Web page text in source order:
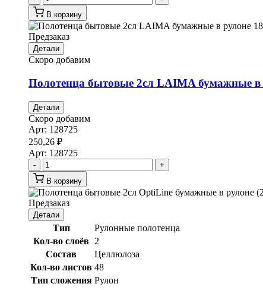
В корзину
Предзаказ
Детали
Скоро добавим
Полотенца бытовые 2сл LAIMA бумажные в
Детали
Скоро добавим
Арт: 128725
250,26 ₽
Арт: 128725
-
+
В корзину
Предзаказ
Детали
Тип
Рулонные полотенца
Кол-во слоёв 2
Состав
Целлюлоза
Кол-во листов 48
Тип сложения Рулон